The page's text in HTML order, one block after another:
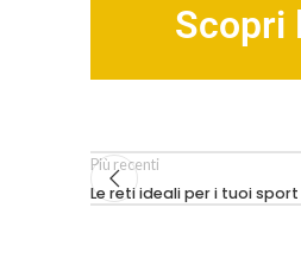
Scopri
Più recenti
Le reti ideali per i tuoi